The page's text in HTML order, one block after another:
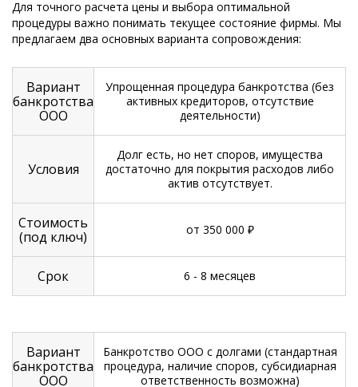
Для точного расчета цены и выбора оптимальной
процедуры важно понимать текущее состояние фирмы. Мы
предлагаем два основных варианта сопровождения:
Вариант
банкротства
ООО
Упрощенная процедура банкротства (без
активных кредиторов, отсутствие
деятельности)
Условия
Долг есть, но нет споров, имущества
достаточно для покрытия расходов либо
актив отсутствует.
Стоимость
(под ключ)
от 350 000 ₽
Срок 6 - 8 месяцев
Вариант
банкротства
ООО
Банкротство ООО с долгами (стандартная
процедура, наличие споров, субсидиарная
ответственность возможна)